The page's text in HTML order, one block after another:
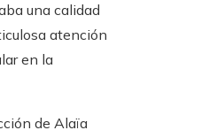
una calidad
atención
en la
de Alaïa